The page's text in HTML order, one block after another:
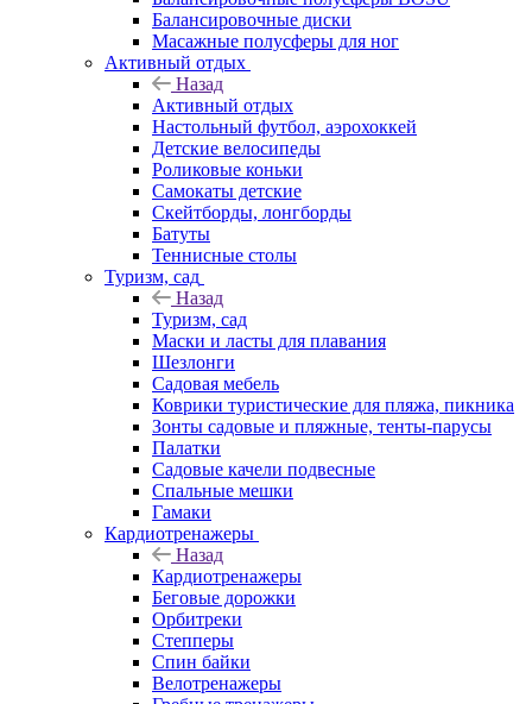
Балансировочные диски
Масажные полусферы для ног
Активный отдых
Назад
Активный отдых
Настольный футбол, аэрохоккей
Детские велосипеды
Роликовые коньки
Самокаты детские
Скейтборды, лонгборды
Батуты
Теннисные столы
Туризм, сад
Назад
Туризм, сад
Маски и ласты для плавания
Шезлонги
Садовая мебель
Коврики туристические для пляжа, пикника
Зонты садовые и пляжные, тенты-парусы
Палатки
Садовые качели подвесные
Спальные мешки
Гамаки
Кардиотренажеры
Назад
Кардиотренажеры
Беговые дорожки
Орбитреки
Степперы
Спин байки
Велотренажеры